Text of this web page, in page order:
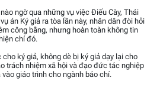
ngờ qua những vụ việc Điếu Cày, Thái
án Ký giả ra tòa lần này, nhân dân đòi hỏi
công bằng, nhưng hoàn toàn không tin
chí đó.
ký giả, không dè bị ký giả dạy lại cho
trách nhiệm xã hội và đạo đức tác nghiệp
giáo trình cho ngành báo chí.